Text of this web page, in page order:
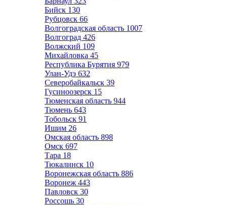
Бийск 130
Рубцовск 66
Волгоградская область 1007
Волгоград 426
Волжский 109
Михайловка 45
Республика Бурятия 979
Улан-Удэ 632
Северобайкальск 39
Гусиноозерск 15
Тюменская область 944
Тюмень 643
Тобольск 91
Ишим 26
Омская область 898
Омск 697
Тара 18
Тюкалинск 10
Воронежская область 886
Воронеж 443
Павловск 30
Россошь 30